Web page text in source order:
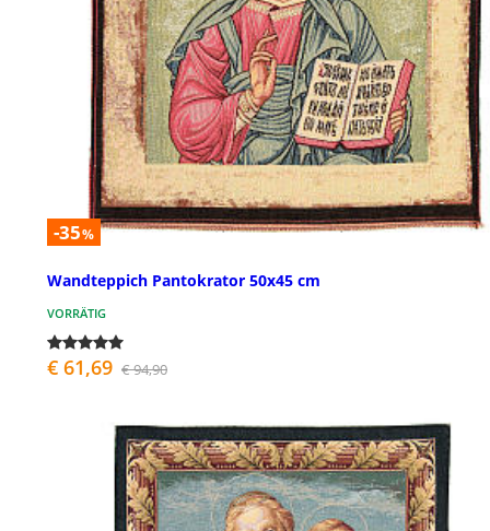
-35%
Wandteppich Pantokrator 50x45 cm
VORRÄTIG
€ 61,69 € 94,90